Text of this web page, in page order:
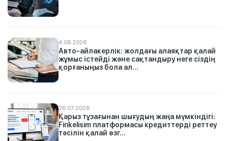
4.08.2026
Авто-айлакерлік: жолдағы алаяқтар қалай
жұмыс істейді және сақтандыру неге сіздің
қорғаныңыз бола ал...
26.07.2026
Қарыз тұзағынан шығудың жаңа мүмкіндігі:
Finkelisim платформасы кредиттерді реттеу
тәсілін қалай өзг...